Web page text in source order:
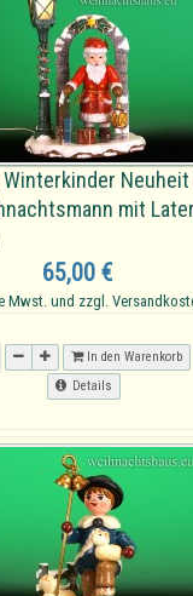
mit
65,00 €
Mwst. und zzgl.
In den Warenkorb
Details